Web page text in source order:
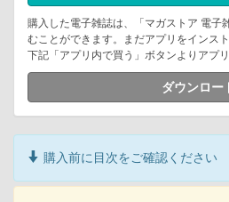
購入した電子雑誌は、「マガストア 電子
むことができます。まだアプリをインス
下記「アプリ内で買う」ボタンよりアプ
ダウンロー
購入前に目次をご確認ください